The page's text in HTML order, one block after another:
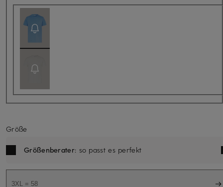
Größe
Größenberater: so passt es perfekt
3XL = 58